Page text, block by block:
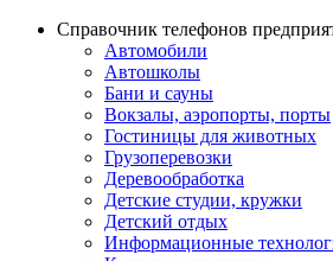
Справочник телефонов
Автомобили
Автошколы
Бани и сауны
Вокзалы, аэропорты, порты
Гостиницы для животных
Грузоперевозки
Деревообработка
Детские студии, кружки
Детский отдых
Информационные